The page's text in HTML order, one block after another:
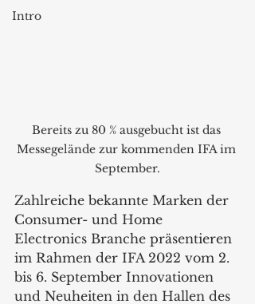
Intro
Bereits zu 80 % ausgebucht ist das
Messegelände zur kommenden IFA im
September.
Zahlreiche bekannte Marken der
Consumer- und Home
Electronics Branche präsentieren
im Rahmen der IFA 2022 vom 2.
bis 6. September Innovationen
und Neuheiten in den Hallen des